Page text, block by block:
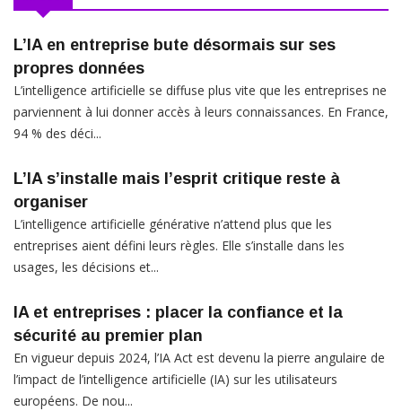
L’IA en entreprise bute désormais sur ses
propres données
L’intelligence artificielle se diffuse plus vite que les entreprises ne
parviennent à lui donner accès à leurs connaissances. En France,
94 % des déci...
L’IA s’installe mais l’esprit critique reste à
organiser
L’intelligence artificielle générative n’attend plus que les
entreprises aient défini leurs règles. Elle s’installe dans les
usages, les décisions et...
IA et entreprises : placer la confiance et la
sécurité au premier plan
En vigueur depuis 2024, l’IA Act est devenu la pierre angulaire de
l’impact de l’intelligence artificielle (IA) sur les utilisateurs
européens. De nou...